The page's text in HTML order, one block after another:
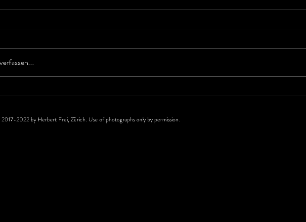
Der Zufall ist oft der beste
2022 by Herbert Frei, Zürich. Use of photographs only by permission.